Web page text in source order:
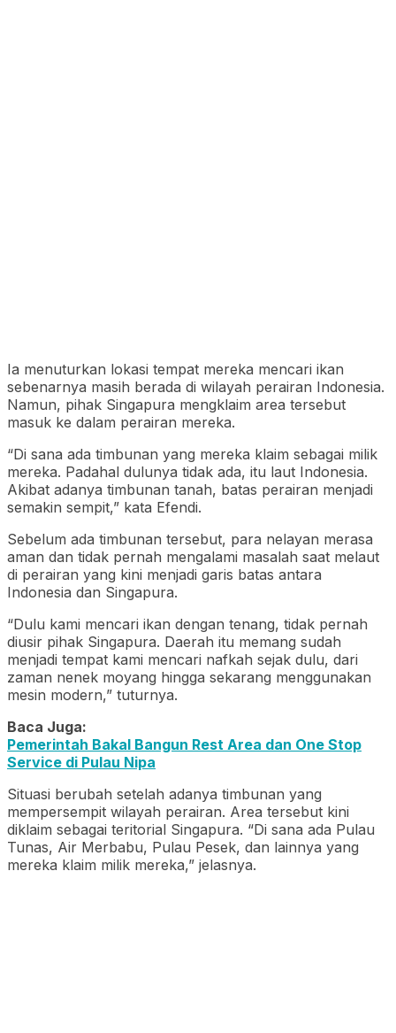
Ia menuturkan lokasi tempat mereka mencari ikan
sebenarnya masih berada di wilayah perairan Indonesia.
Namun, pihak Singapura mengklaim area tersebut
masuk ke dalam perairan mereka.
“Di sana ada timbunan yang mereka klaim sebagai milik
mereka. Padahal dulunya tidak ada, itu laut Indonesia.
Akibat adanya timbunan tanah, batas perairan menjadi
semakin sempit,” kata Efendi.
Sebelum ada timbunan tersebut, para nelayan merasa
aman dan tidak pernah mengalami masalah saat melaut
di perairan yang kini menjadi garis batas antara
Indonesia dan Singapura.
“Dulu kami mencari ikan dengan tenang, tidak pernah
diusir pihak Singapura. Daerah itu memang sudah
menjadi tempat kami mencari nafkah sejak dulu, dari
zaman nenek moyang hingga sekarang menggunakan
mesin modern,” tuturnya.
Baca Juga:
Pemerintah Bakal Bangun Rest Area dan One Stop
Service di Pulau Nipa
Situasi berubah setelah adanya timbunan yang
mempersempit wilayah perairan. Area tersebut kini
diklaim sebagai teritorial Singapura. “Di sana ada Pulau
Tunas, Air Merbabu, Pulau Pesek, dan lainnya yang
mereka klaim milik mereka,” jelasnya.